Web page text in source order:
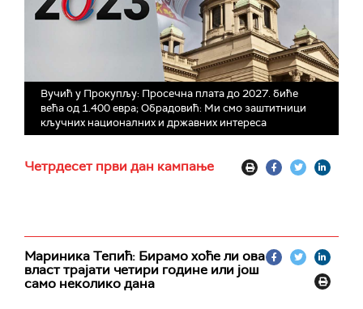
Вучић у Прокупљу: Просечна плата до 2027. биће
већа од 1.400 евра; Обрадовић: Ми смо заштитници
кључних националних и државних интереса
Четрдесет први дан кампање
Мариника Тепић: Бирамо хоће ли ова
власт трајати четири године или још
само неколико дана